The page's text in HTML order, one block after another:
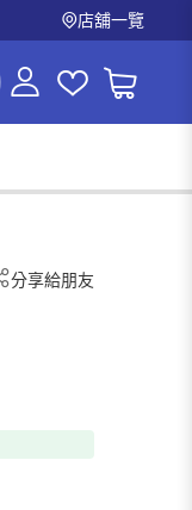
店舖一覽
分享給朋友